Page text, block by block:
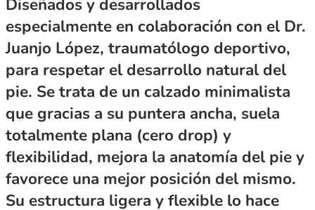
Diseñados y desarrollados
especialmente en colaboración con el Dr.
Juanjo López, traumatólogo deportivo,
para respetar el desarrollo natural del
pie. Se trata de un calzado minimalista
que gracias a su puntera ancha, suela
totalmente plana (cero drop) y
flexibilidad, mejora la anatomía del pie y
favorece una mejor posición del mismo.
Su estructura ligera y flexible lo hace